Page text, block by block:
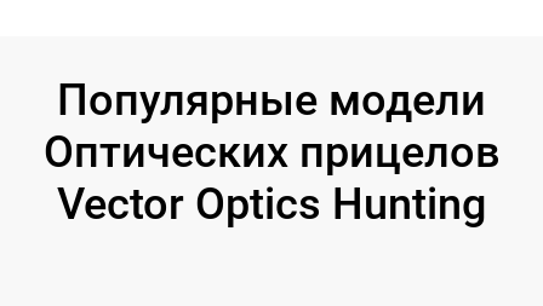
Популярные модели
Оптических прицелов
Vector Optics Hunting